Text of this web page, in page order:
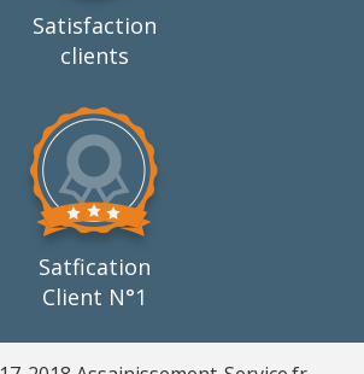
Satisfaction
clients
Satfication
Client N°1